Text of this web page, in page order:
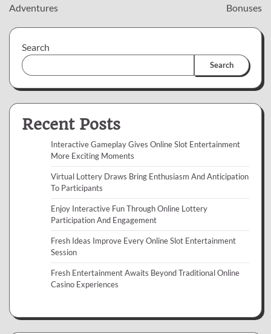
Adventures
Bonuses
Search
Search
Recent Posts
Interactive Gameplay Gives Online Slot Entertainment
More Exciting Moments
Virtual Lottery Draws Bring Enthusiasm And Anticipation
To Participants
Enjoy Interactive Fun Through Online Lottery
Participation And Engagement
Fresh Ideas Improve Every Online Slot Entertainment
Session
Fresh Entertainment Awaits Beyond Traditional Online
Casino Experiences